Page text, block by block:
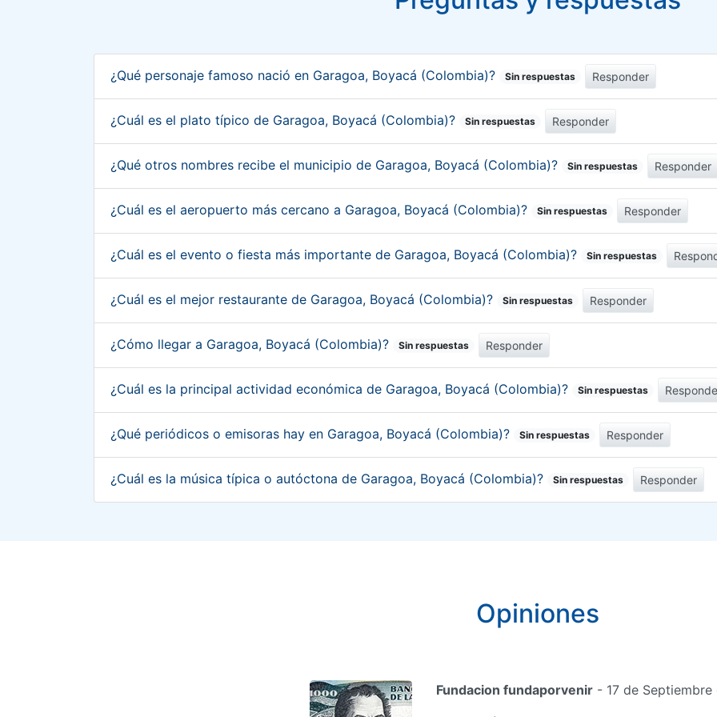
¿Qué personaje famoso nació en Garagoa, Boyacá (Colombia)? Sin respuestas Responder
¿Cuál es el plato típico de Garagoa, Boyacá (Colombia)? Sin respuestas Responder
¿Qué otros nombres recibe el municipio de Garagoa, Boyacá (Colombia)? Sin respuestas Responder
¿Cuál es el aeropuerto más cercano a Garagoa, Boyacá (Colombia)? Sin respuestas Responder
¿Cuál es el evento o fiesta más importante de Garagoa, Boyacá (Colombia)? Sin respuestas
¿Cuál es el mejor restaurante de Garagoa, Boyacá (Colombia)? Sin respuestas Responder
¿Cómo llegar a Garagoa, Boyacá (Colombia)? Sin respuestas Responder
¿Cuál es la principal actividad económica de Garagoa, Boyacá (Colombia)? Sin respuestas
¿Qué periódicos o emisoras hay en Garagoa, Boyacá (Colombia)? Sin respuestas Responder
¿Cuál es la música típica o autóctona de Garagoa, Boyacá (Colombia)? Sin respuestas Responder
Opiniones
Fundacion fundaporvenir- 17 de Septiembre